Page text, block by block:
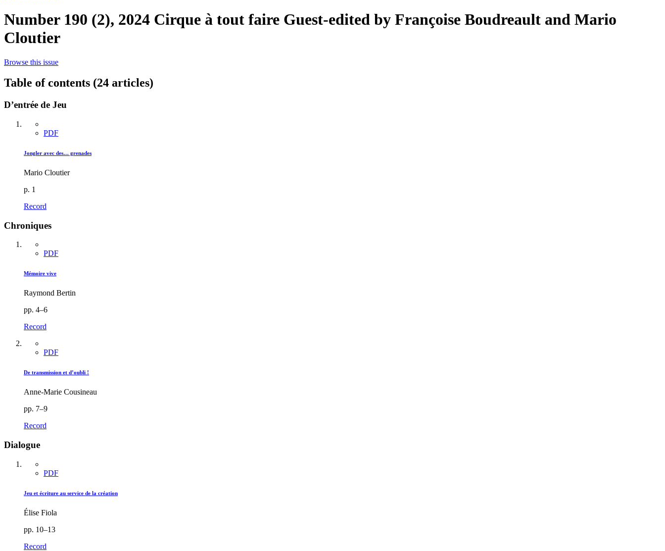
Number 190 (2), 2024 Cirque à tout faire Guest-edited by Françoise Boudreault and Mario
Cloutier
Browse this issue
Table of contents (24 articles)
D’entrée de Jeu
PDF
Jongler avec des… grenades
Mario Cloutier
p. 1
Record
Chroniques
PDF
Mémoire vive
Raymond Bertin
pp. 4–6
Record
PDF
De transmission et d’oubli !
Anne-Marie Cousineau
pp. 7–9
Record
Dialogue
PDF
Jeu et écriture au service de la création
Élise Fiola
pp. 10–13
Record